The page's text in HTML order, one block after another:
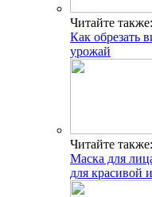
Читайте также:
Как обрезать
урожай
Читайте также:
Маска для
для красивой